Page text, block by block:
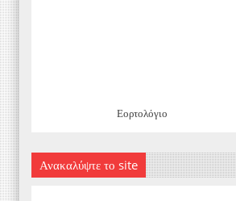
Εορτολόγιο
Ανακαλύψτε το site